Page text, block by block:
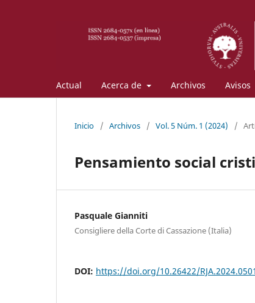
Actual Acerca de Archivos Avisos
Inicio / Archivos / Vol. 5 Núm. 1 (2024) /
Pensamiento social
Pasquale Gianniti
Consigliere della Corte di Cassazione (Italia)
DOI: https://doi.org/10.26422/